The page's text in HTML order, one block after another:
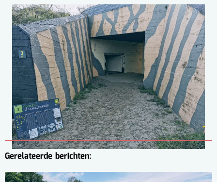
Gerelateerde berichten: